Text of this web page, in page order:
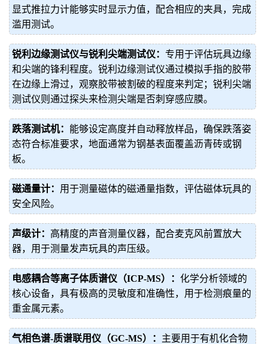
显式推拉力计能够实时显示力值，配合相应的夹具，完成
滥用测试。
锐利边缘测试仪与锐利尖端测试仪： 专用于评估玩具边缘
和尖端的锋利程度。锐利边缘测试仪通过模拟手指的胶带
在边缘上滑过，观察胶带被割破的程度来判定；锐利尖端
测试仪则通过探头来检测尖端是否刺穿感应膜。
跌落测试机： 能够设定高度并自动释放样品，确保跌落姿
态符合标准要求，地面通常为钢基表面覆盖沥青砖或钢
板。
磁通量计： 用于测量磁体的磁通量指数，评估磁体玩具的
安全风险。
声级计： 高精度的声音测量仪器，配合麦克风前置放大
器，用于测量发声玩具的声压级。
电感耦合等离子体质谱仪（ICP-MS）： 化学分析领域的
核心设备，具有极高的灵敏度和准确性，用于检测痕量的
重金属元素。
气相色谱-质谱联用仪（GC-MS）： 主要用于有机化合物